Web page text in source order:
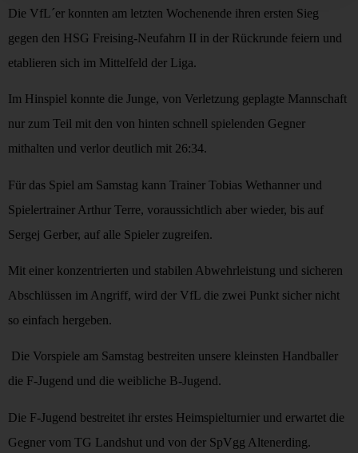
Die VfL´er konnten am letzten Wochenende ihren ersten Sieg
gegen den HSG Freising-Neufahrn II in der Rückrunde feiern und
etablieren sich im Mittelfeld der Liga.
Im Hinspiel konnte die Junge, von Verletzung geplagte Mannschaft
nur zum Teil mit den von hinten schnell spielenden Gegner
mithalten und verlor deutlich mit 26:34.
Für das Spiel am Samstag kann Trainer Tobias Wethanner und
Spielertrainer Arthur Terre, voraussichtlich aber wieder, bis auf
Sergej Gerber, auf alle Spieler zugreifen.
Mit einer konzentrierten und stabilen Abwehrleistung und sicheren
Abschlüssen im Angriff, wird der VfL die zwei Punkt sicher nicht
so einfach hergeben.
Die Vorspiele am Samstag bestreiten unsere kleinsten Handballer
die F-Jugend und die weibliche B-Jugend.
Die F-Jugend bestreitet ihr erstes Heimspielturnier und erwartet die
Gegner vom TG Landshut und von der SpVgg Altenerding.